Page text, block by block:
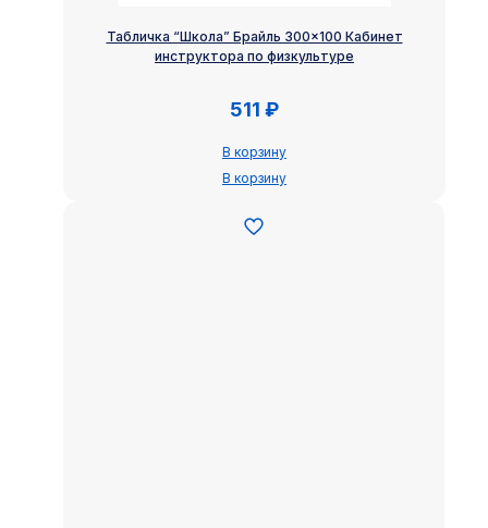
Табличка “Школа” Брайль 300×100 Кабинет
инструктора по физкультуре
511 ₽
В корзину
В корзину